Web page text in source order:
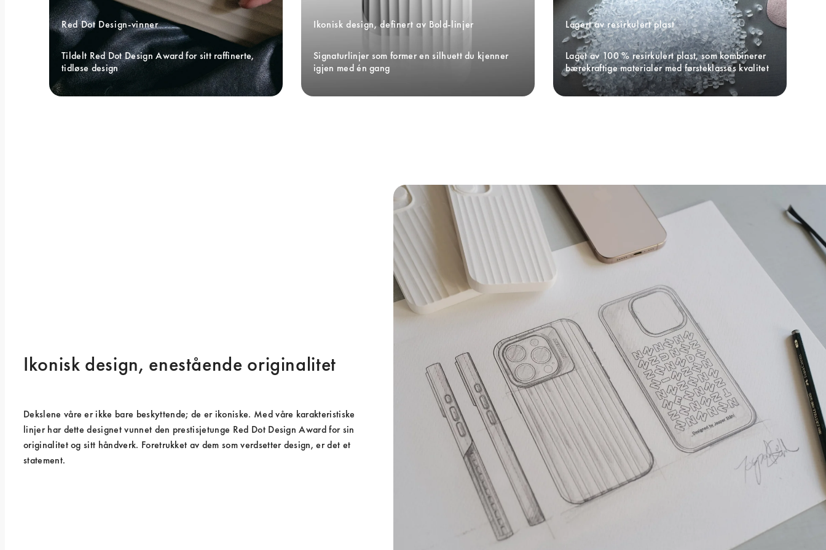
Red Dot Design-vinner
Tildelt Red Dot Design Award for sitt raffinerte,
tidløse design
Ikonisk design, definert av Bold-linjer
Signaturlinjer som former en silhuett du kjenner
igjen med én gang
Lagert av resirkulert plast
Laget av 100 % resirkulert plast, som kombinerer
bærekraftige materialer med førsteklasses kvalitet
Ikonisk design, enestående originalitet
Dekslene våre er ikke bare beskyttende; de er ikoniske. Med våre karakteristiske
linjer har dette designet vunnet den prestisjetunge Red Dot Design Award for sin
originalitet og sitt håndverk. Foretrukket av dem som verdsetter design, er det et
statement.